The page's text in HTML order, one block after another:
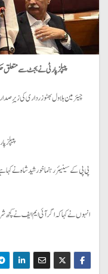
پیپلز پارٹی نے بجٹ سے متعلق
چیئرمین بلاول بھٹو زرداری کی زیرِ
پیپلز
پی پی کے سینیئر رہنما خورشید شاہ نے کہا
انہوں نے کہا کہ اگر آئی ایم ایف نے کچھ